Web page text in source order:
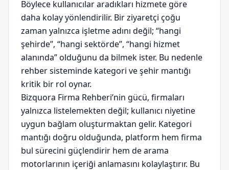
Böylece kullanıcılar aradıkları hizmete göre
daha kolay yönlendirilir. Bir ziyaretçi çoğu
zaman yalnızca işletme adını değil; “hangi
şehirde”, “hangi sektörde”, “hangi hizmet
alanında” olduğunu da bilmek ister. Bu nedenle
rehber sisteminde kategori ve şehir mantığı
kritik bir rol oynar.
Bizquora Firma Rehberi’nin gücü, firmaları
yalnızca listelemekten değil; kullanıcı niyetine
uygun bağlam oluşturmaktan gelir. Kategori
mantığı doğru olduğunda, platform hem firma
bul sürecini güçlendirir hem de arama
motorlarının içeriği anlamasını kolaylaştırır. Bu